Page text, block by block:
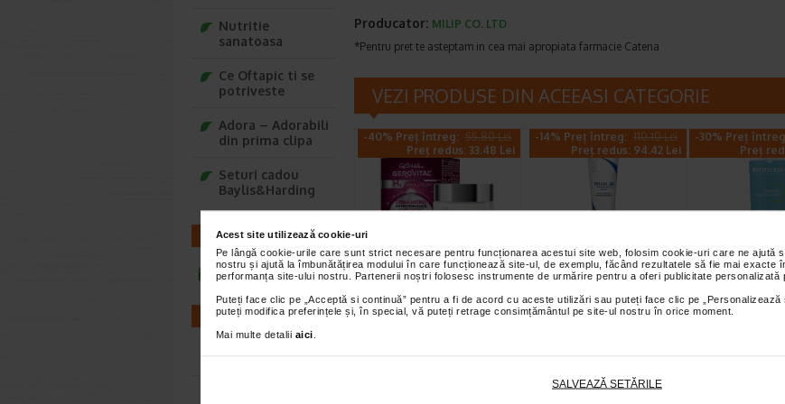
Acest site utilizează cookie-uri
Pe lângă cookie-urile care sunt strict necesare pentru funcționarea acestui site web, folosim cookie-uri care ne ajută
nostru și ajută la îmbunătățirea modului în care funcționează site-ul, de exemplu, făcând rezultatele să fie mai exacte
performanța site-ului nostru. Partenerii noștri folosesc instrumente de urmărire pentru a oferi publicitate personalizată
Puteți face clic pe „Acceptă si continuă” pentru a fi de acord cu aceste utilizări sau puteți face clic pe
puteți modifica preferințele și, în special, vă puteți retrage consimțământul pe site-ul nostru în orice moment.
Mai multe detalii aici
SALVEAZĂ SETĂRILE
Producator: MILIP CO. LTD
*Pentru pret te asteptam in cea mai apropiata farmacie Catena
VEZI PRODUSE DIN ACEEASI CATEGORIE
-40% Preț întreg: 55.80 Lei
Preț redus: 33.48 Lei
Crema antirid SPF 10
50 ml, H3…
-14% Preț întreg: 110.10 Lei
Preț redus: 94.42 Lei
Ducray Kelual DS
-30% Preț
Preț
Sebium Gel
tenului
Nutritie
sanatoasa
Ce Oftapic ti se
potriveste
Adora – Adorabili
din prima clipa
Seturi cadou
Baylis&Harding
CONTACT
infoline@catena.ro
FARMACII